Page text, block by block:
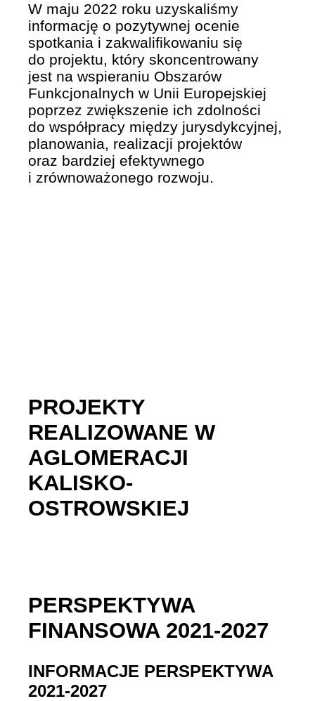
W maju 2022 roku uzyskaliśmy
informację o pozytywnej ocenie
spotkania i zakwalifikowaniu się
do projektu, który skoncentrowany
jest na wspieraniu Obszarów
Funkcjonalnych w Unii Europejskiej
poprzez zwiększenie ich zdolności
do współpracy między jurysdykcyjnej,
planowania, realizacji projektów
oraz bardziej efektywnego
i zrównoważonego rozwoju.
PROJEKTY
REALIZOWANE W
AGLOMERACJI
KALISKO-
OSTROWSKIEJ
PERSPEKTYWA
FINANSOWA 2021-2027
INFORMACJE PERSPEKTYWA
2021-2027